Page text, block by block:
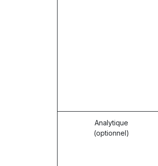
Analytique
(optionnel)